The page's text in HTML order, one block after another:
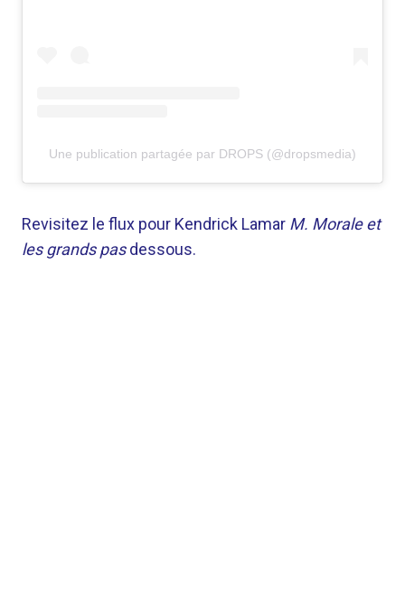
Une publication partagée par DROPS (@dropsmedia)
Revisitez le flux pour Kendrick Lamar M. Morale et
les grands pasdessous.